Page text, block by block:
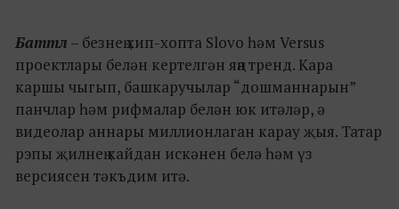
Баттл – безнең хип-хопта Slovo һәм Versus
проектлары белән кертелгән яңа тренд. Кара
каршы чыгып, башкаручылар “дошманнарын”
панчлар һәм рифмалар белән юк итәләр, ә
видеолар аннары миллионлаган карау җыя. Татар
рэпы җилнең кайдан искәнен белә һәм үз
версиясен тәкъдим итә.